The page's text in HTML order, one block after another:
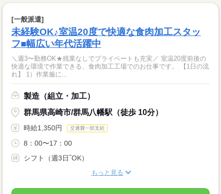
[一般派遣]
未経験OK♪室温20度で快適な食肉加工スタッ
フ■幅広い年代活躍中
＼週3〜勤務OK★残業なしでプライベートも充実／ 室温20度前後の
快適な環境で作業できる、食肉加工工場でのお仕事です。 【1日の流
れ】 1）作業服に...
製造（組立・加工）
群馬県高崎市/群馬八幡駅（徒歩 10分）
時給1,350円 交通費一部支給
8：00〜17：00
シフト（週3日‾OK）
もっと見る